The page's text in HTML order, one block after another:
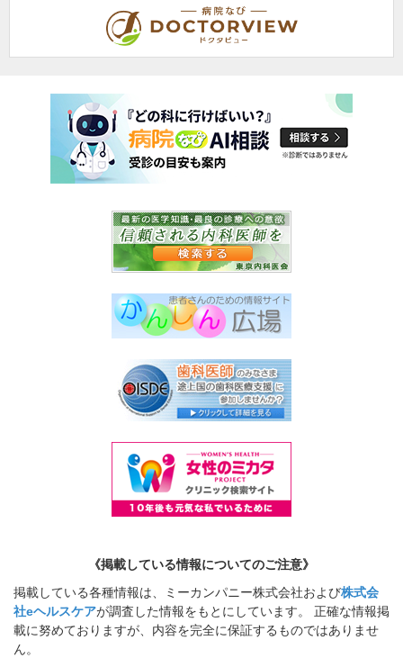
《掲載している情報についてのご注意》
掲載している各種情報は、ミーカンパニー株式会社および株式会
社eヘルスケアが調査した情報をもとにしています。 正確な情報掲
載に努めておりますが、内容を完全に保証するものではありませ
ん。